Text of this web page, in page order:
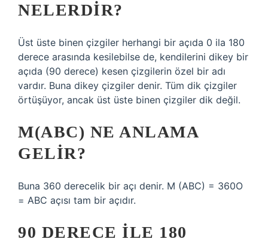
NELERDIR?
Üst üste binen çizgiler herhangi bir açıda 0 ila 180
derece arasında kesilebilse de, kendilerini dikey bir
açıda (90 derece) kesen çizgilerin özel bir adı
vardır. Buna dikey çizgiler denir. Tüm dik çizgiler
örtüşüyor, ancak üst üste binen çizgiler dik değil.
M(ABC) NE ANLAMA
GELIR?
Buna 360 derecelik bir açı denir. M (ABC) = 360O
= ABC açısı tam bir açıdır.
90 DERECE ILE 180